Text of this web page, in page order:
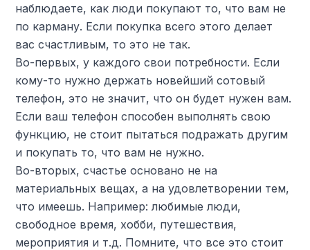
наблюдаете, как люди покупают то, что вам не
по карману. Если покупка всего этого делает
вас счастливым, то это не так.
Во-первых, у каждого свои потребности. Если
кому-то нужно держать новейший сотовый
телефон, это не значит, что он будет нужен вам.
Если ваш телефон способен выполнять свою
функцию, не стоит пытаться подражать другим
и покупать то, что вам не нужно.
Во-вторых, счастье основано не на
материальных вещах, а на удовлетворении тем,
что имеешь. Например: любимые люди,
свободное время, хобби, путешествия,
мероприятия и т.д. Помните, что все это стоит